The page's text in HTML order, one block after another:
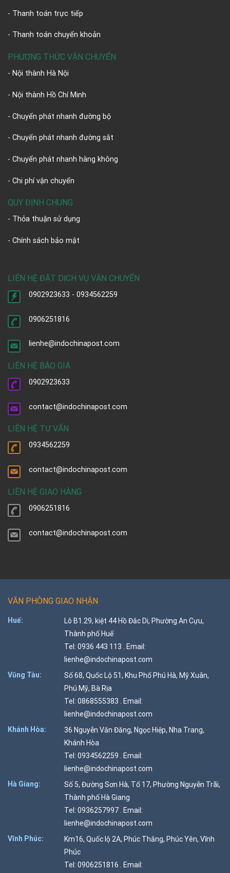
- Thanh toán trực tiếp
- Thanh toán chuyển khoản
PHƯƠNG THỨC VẬN CHUYỂN
- Nội thành Hà Nội
- Nội thành Hồ Chí Minh
- Chuyển phát nhanh đường bộ
- Chuyển phát nhanh đường sắt
- Chuyển phát nhanh hàng không
- Chi phí vận chuyển
QUY ĐỊNH CHUNG
- Thỏa thuận sử dụng
- Chính sách bảo mật
LIÊN HỆ ĐẶT DỊCH VỤ VẬN CHUYỂN
0902923633 - 0934562259
0906251816
lienhe@indochinapost.com
LIÊN HỆ BÁO GIÁ
0902923633
contact@indochinapost.com
LIÊN HỆ TƯ VẤN
0934562259
contact@indochinapost.com
LIÊN HỆ GIAO HÀNG
0906251816
contact@indochinapost.com
VĂN PHÒNG GIAO NHẬN
Huế:
Lô B1.29, kiệt 44 Hồ Đắc Di, Phường An Cựu,
Thành phố Huế
Tel: 0936 443 113 . Email:
lienhe@indochinapost.com
Vũng Tàu:
Số 68, Quốc Lộ 51, Khu Phố Phú Hà, Mỹ Xuân,
Phú Mỹ, Bà Rịa
Tel: 0868555383 . Email:
lienhe@indochinapost.com
Khánh Hòa:
36 Nguyễn Văn Đăng, Ngọc Hiệp, Nha Trang,
Khánh Hòa
Tel: 0934562259 . Email:
lienhe@indochinapost.com
Hà Giang:
Số 5, Đường Sơn Hà, Tổ 17, Phường Nguyễn Trãi,
Thành phố Hà Giang
Tel: 0936257997 . Email:
lienhe@indochinapost.com
Vĩnh Phúc:
Km16, Quốc lộ 2A, Phúc Thắng, Phúc Yên, Vĩnh
Phúc
Tel: 0906251816 . Email: